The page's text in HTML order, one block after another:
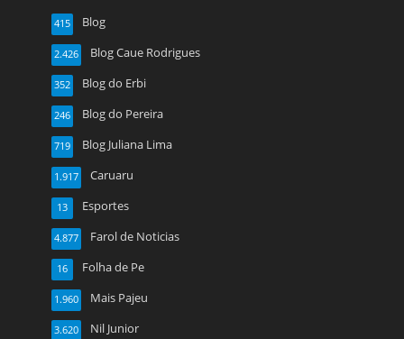
Blog
415
Blog Caue Rodrigues
2.426
Blog do Erbi
352
Blog do Pereira
246
Blog Juliana Lima
719
Caruaru
1.917
Esportes
13
Farol de Noticias
4.877
Folha de Pe
16
Mais Pajeu
1.960
Nil Junior
3.620